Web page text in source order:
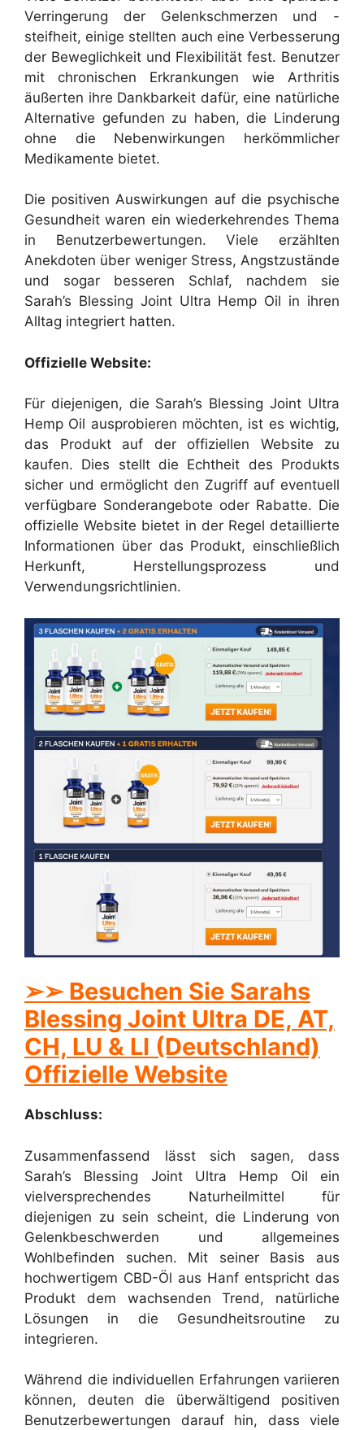
Verringerung der Gelenkschmerzen und -
steifheit, einige stellten auch eine Verbesserung
der Beweglichkeit und Flexibilität fest. Benutzer
mit chronischen Erkrankungen wie Arthritis
äußerten ihre Dankbarkeit dafür, eine natürliche
Alternative gefunden zu haben, die Linderung
ohne die Nebenwirkungen herkömmlicher
Medikamente bietet.
Die positiven Auswirkungen auf die psychische
Gesundheit waren ein wiederkehrendes Thema
in Benutzerbewertungen. Viele erzählten
Anekdoten über weniger Stress, Angstzustände
und sogar besseren Schlaf, nachdem sie
Sarah’s Blessing Joint Ultra Hemp Oil in ihren
Alltag integriert hatten.
Offizielle Website:
Für diejenigen, die Sarah’s Blessing Joint Ultra
Hemp Oil ausprobieren möchten, ist es wichtig,
das Produkt auf der offiziellen Website zu
kaufen. Dies stellt die Echtheit des Produkts
sicher und ermöglicht den Zugriff auf eventuell
verfügbare Sonderangebote oder Rabatte. Die
offizielle Website bietet in der Regel detaillierte
Informationen über das Produkt, einschließlich
Herkunft, Herstellungsprozess und
Verwendungsrichtlinien.
➢➢ Besuchen Sie Sarahs
Blessing Joint Ultra DE, AT,
CH, LU & LI (Deutschland)
Offizielle Website
Abschluss:
Zusammenfassend lässt sich sagen, dass
Sarah’s Blessing Joint Ultra Hemp Oil ein
vielversprechendes Naturheilmittel für
diejenigen zu sein scheint, die Linderung von
Gelenkbeschwerden und allgemeines
Wohlbefinden suchen. Mit seiner Basis aus
hochwertigem CBD-Öl aus Hanf entspricht das
Produkt dem wachsenden Trend, natürliche
Lösungen in die Gesundheitsroutine zu
integrieren.
Während die individuellen Erfahrungen variieren
können, deuten die überwältigend positiven
Benutzerbewertungen darauf hin, dass viele